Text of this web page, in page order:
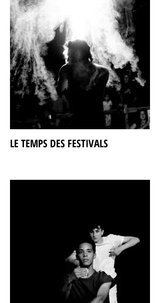
LE TEMPS DES FESTIVALS